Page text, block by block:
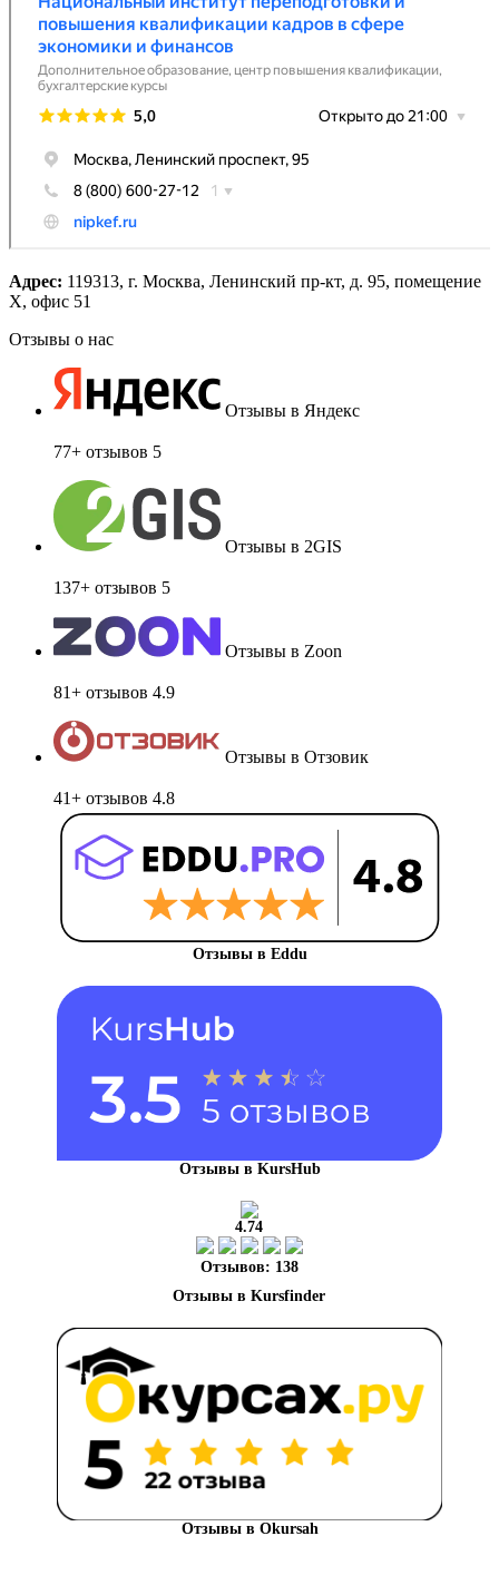
Адрес: 119313, г. Москва, Ленинский пр-кт, д. 95, помещение
Х, офис 51
Отзывы о нас
Отзывы в Яндекс
77+ отзывов 5
Отзывы в 2GIS
137+ отзывов 5
Отзывы в Zoon
81+ отзывов 4.9
Отзывы в Отзовик
41+ отзывов 4.8
Отзывы в Eddu
Отзывы в KursHub
4.74
Отзывов: 138
Отзывы в Okursah